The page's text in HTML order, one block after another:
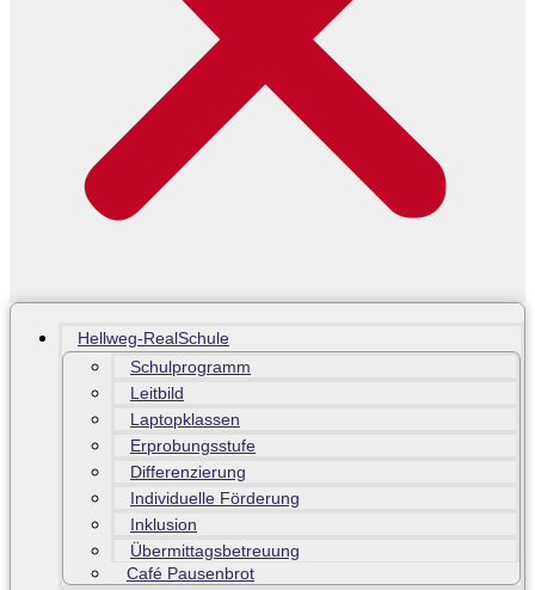
Hellweg-RealSchule
Schulprogramm
Leitbild
Laptopklassen
Erprobungsstufe
Differenzierung
Individuelle Förderung
Inklusion
Übermittagsbetreuung
Café Pausenbrot